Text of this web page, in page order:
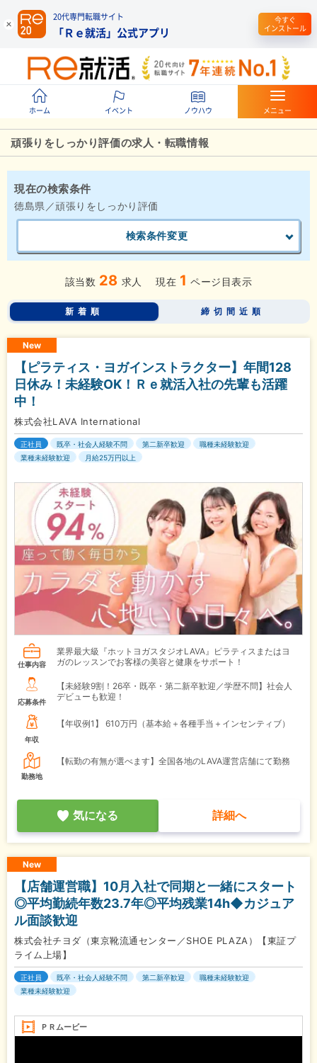
20代専門転職サイト
「Ｒｅ就活」公式アプリ
今すぐ
インストール
ホーム イベント ノウハウ メニュー
頑張りをしっかり評価の求人・転職情報
現在の検索条件
徳島県／頑張りをしっかり評価
検索条件変更
該当数 28 求人 現在 1 ページ目表示
新着順 締切間近順
New
【ピラティス・ヨガインストラクター】年間128
日休み！未経験OK！Ｒｅ就活入社の先輩も活躍
中！
株式会社LAVA International
正社員 既卒・社会人経験不問 第二新卒歓迎
職種未経験歓迎
業種未経験歓迎
月給25万円以上
仕事内容
業界最大級『ホットヨガスタジオLAVA』ピラティスまたはヨ
ガのレッスンでお客様の美容と健康をサポート！
応募条件
【未経験9割！26卒・既卒・第二新卒歓迎／学歴不問】社会人
デビューも歓迎！
年収
【年収例1】 610万円（基本給＋各種手当＋インセンティブ）
勤務地
【転勤の有無が選べます】全国各地のLAVA運営店舗にて勤務
気になる 詳細へ
New
【店舗運営職】10月入社で同期と一緒にスタート
◎平均勤続年数23.7年◎平均残業14h◆カジュア
ル面談歓迎
株式会社チヨダ（東京靴流通センター／SHOE PLAZA）【東証プ
ライム上場】
正社員 既卒・社会人経験不問 第二新卒歓迎
職種未経験歓迎
業種未経験歓迎
ＰＲムービー